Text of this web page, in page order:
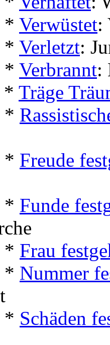
* Verwüstet:
* Verletzt:
* Verbrannt:
* Träge
*
* Freude
* Funde
* Frau
* Nummer
* Schäden